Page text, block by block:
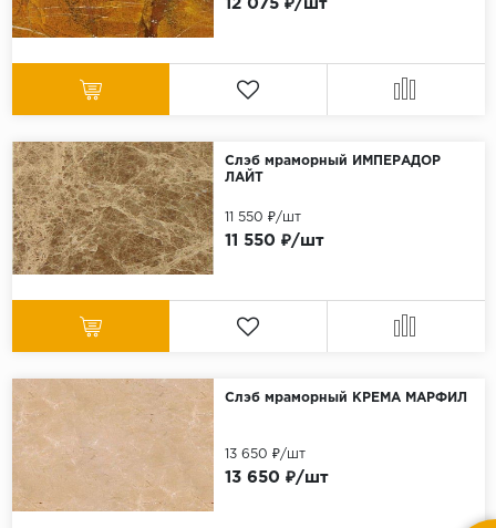
12 075 ₽/шт
Слэб мраморный ИМПЕРАДОР
ЛАЙТ
11 550 ₽/шт
11 550 ₽/шт
Слэб мраморный КРЕМА МАРФИЛ
13 650 ₽/шт
13 650 ₽/шт